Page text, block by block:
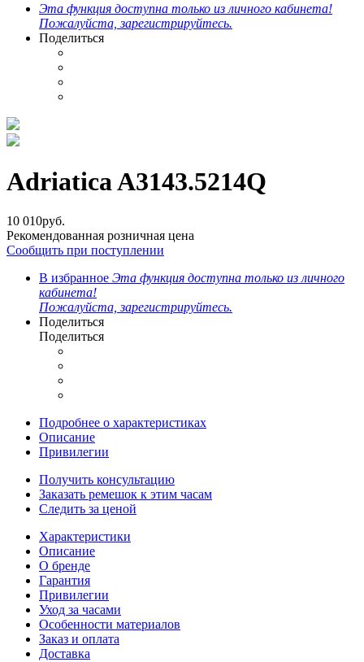
Эта функция доступна только из личного кабинета!
Пожалуйста, зарегистрируйтесь.
Поделиться
Adriatica A3143.5214Q
10 010руб.
Рекомендованная розничная цена
Сообщить при поступлении
В избранное Эта функция доступна только из личного
кабинета!
Пожалуйста, зарегистрируйтесь.
Поделиться
Поделиться
Подробнее о характеристиках
Описание
Привилегии
Получить консультацию
Заказать ремешок к этим часам
Следить за ценой
Характеристики
Описание
О бренде
Гарантия
Привилегии
Уход за часами
Особенности материалов
Заказ и оплата
Доставка